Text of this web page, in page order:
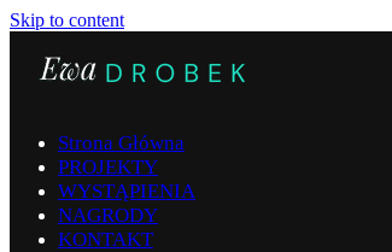
Skip to content
Strona Główna
PROJEKTY
WYSTĄPIENIA
NAGRODY
KONTAKT